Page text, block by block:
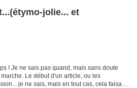
jolie... et
! Je ne sais pas quand, mais sans doute
Le début d'un article, ou les
je ne sais, mais en tout cas, cela faisait